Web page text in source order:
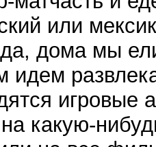
или
дома мы
идем
игровые
какую-